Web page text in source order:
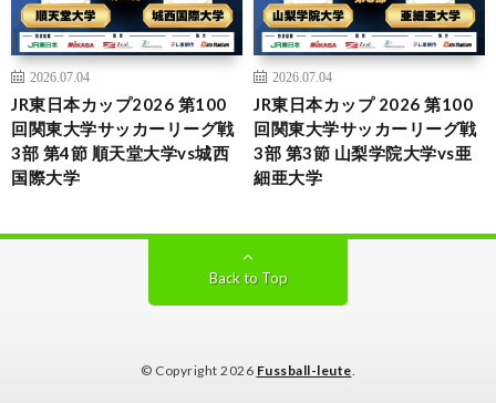
2026.07.04
JR東日本カップ2026 第100
回関東大学サッカーリーグ戦
3部 第4節 順天堂大学vs城西
国際大学
2026.07.04
JR東日本カップ 2026 第100
回関東大学サッカーリーグ戦
3部 第3節 山梨学院大学vs亜
細亜大学
Back to Top
© Copyright 2026 Fussball-leute.